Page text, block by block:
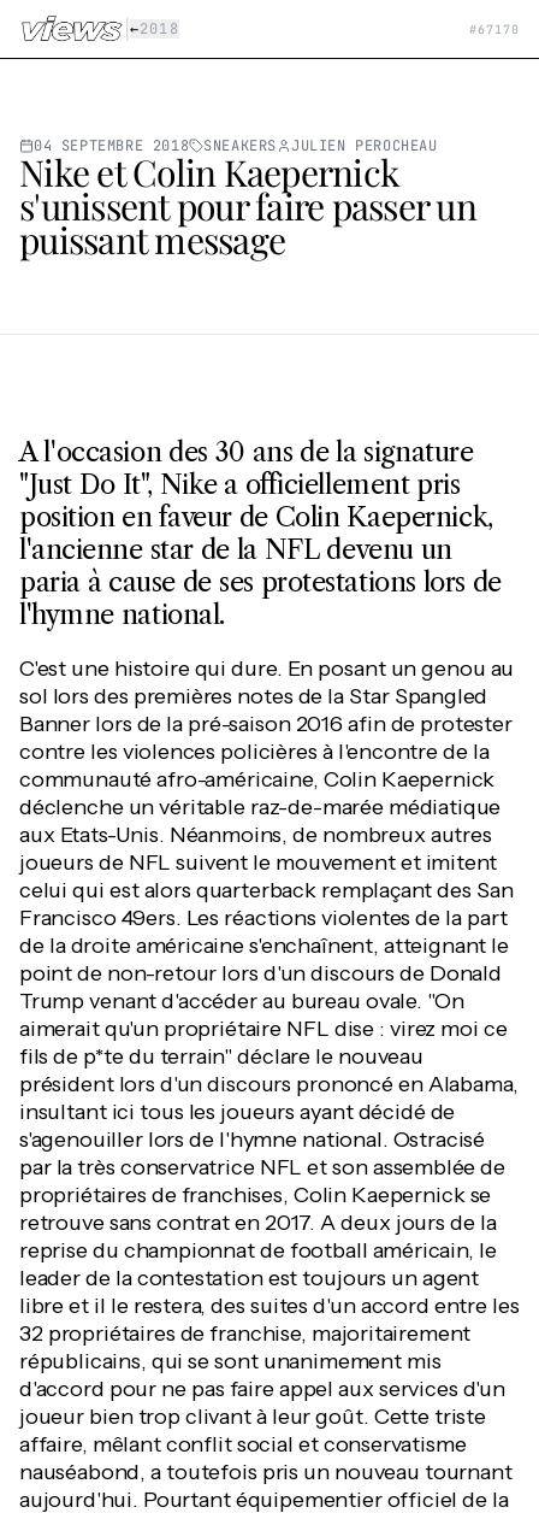
Aller au contenu principal
←2018 #67170
04 SEPTEMBRE 2018 SNEAKERS JULIEN PEROCHEAU
Nike et Colin Kaepernick
s'unissent pour faire passer un
puissant message
A l'occasion des 30 ans de la signature
"Just Do It", Nike a officiellement pris
position en faveur de Colin Kaepernick,
l'ancienne star de la NFL devenu un
paria à cause de ses protestations lors de
l'hymne national.
C'est une histoire qui dure. En posant un genou au
sol lors des premières notes de la Star Spangled
Banner lors de la pré-saison 2016 afin de protester
contre les violences policières à l'encontre de la
communauté afro-américaine, Colin Kaepernick
déclenche un véritable raz-de-marée médiatique
aux Etats-Unis. Néanmoins, de nombreux autres
joueurs de NFL suivent le mouvement et imitent
celui qui est alors quarterback remplaçant des San
Francisco 49ers. Les réactions violentes de la part
de la droite américaine s'enchaînent, atteignant le
point de non-retour lors d'un discours de Donald
Trump venant d'accéder au bureau ovale. "On
aimerait qu'un propriétaire NFL dise : virez moi ce
fils de p*te du terrain" déclare le nouveau
président lors d'un discours prononcé en Alabama,
insultant ici tous les joueurs ayant décidé de
s'agenouiller lors de l'hymne national. Ostracisé
par la très conservatrice NFL et son assemblée de
propriétaires de franchises, Colin Kaepernick se
retrouve sans contrat en 2017. A deux jours de la
reprise du championnat de football américain, le
leader de la contestation est toujours un agent
libre et il le restera, des suites d'un accord entre les
32 propriétaires de franchise, majoritairement
républicains, qui se sont unanimement mis
d'accord pour ne pas faire appel aux services d'un
joueur bien trop clivant à leur goût. Cette triste
affaire, mêlant conflit social et conservatisme
nauséabond, a toutefois pris un nouveau tournant
aujourd'hui. Pourtant équipementier officiel de la